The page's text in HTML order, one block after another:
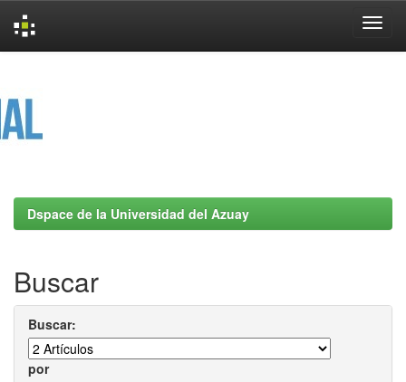
Dspace de la Universidad del Azuay
Buscar
Buscar:
por